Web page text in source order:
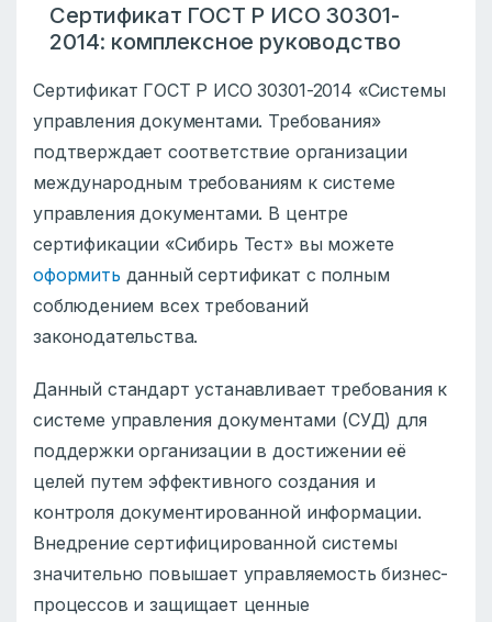
Сертификат ГОСТ Р ИСО 30301-
2014: комплексное руководство
Сертификат ГОСТ Р ИСО 30301-2014 «Системы
управления документами. Требования»
подтверждает соответствие организации
международным требованиям к системе
управления документами. В центре
сертификации «Сибирь Тест» вы можете
оформить данный сертификат с полным
соблюдением всех требований
законодательства.
Данный стандарт устанавливает требования к
системе управления документами (СУД) для
поддержки организации в достижении её
целей путем эффективного создания и
контроля документированной информации.
Внедрение сертифицированной системы
значительно повышает управляемость бизнес-
процессов и защищает ценные